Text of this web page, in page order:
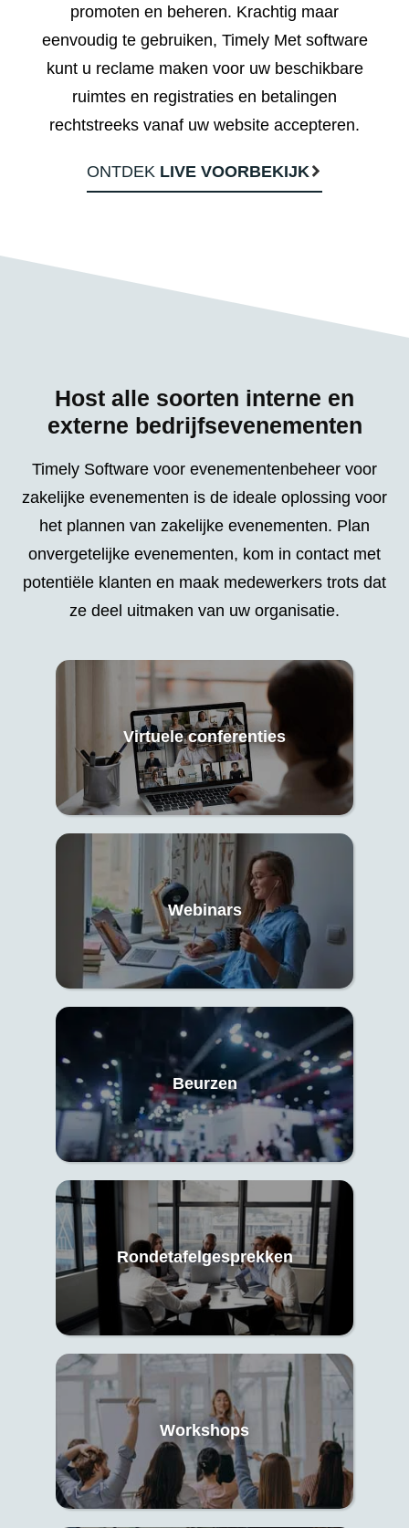
promoten en beheren. Krachtig maar
eenvoudig te gebruiken, Timely Met software
kunt u reclame maken voor uw beschikbare
ruimtes en registraties en betalingen
rechtstreeks vanaf uw website accepteren.
ONTDEK LIVE VOORBEKIJK
Host alle soorten interne en
externe bedrijfsevenementen
Timely Software voor evenementenbeheer voor
zakelijke evenementen is de ideale oplossing voor
het plannen van zakelijke evenementen. Plan
onvergetelijke evenementen, kom in contact met
potentiële klanten en maak medewerkers trots dat
ze deel uitmaken van uw organisatie.
Virtuele conferenties
Webinars
Beurzen
Rondetafelgesprekken
Workshops